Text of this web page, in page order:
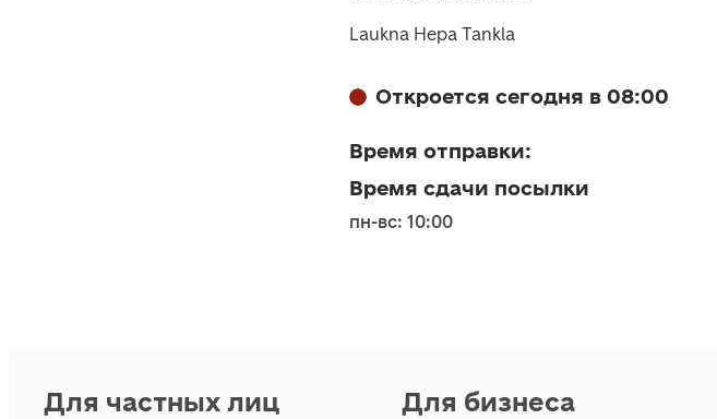
Laukna Hepa Tankla
Откроется сегодня в 08:00
Время отправки:
Время сдачи посылки
пн-вс: 10:00
Для частных лиц Для бизнеса